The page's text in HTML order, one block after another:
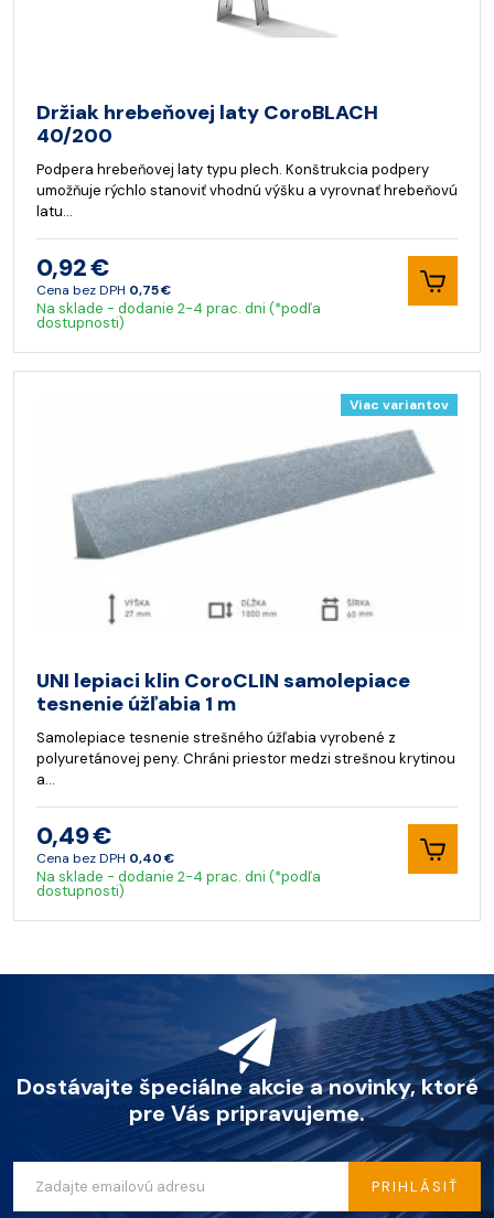
Držiak hrebeňovej laty CoroBLACH
40/200
Podpera hrebeňovej laty typu plech. Konštrukcia podpery
umožňuje rýchlo stanoviť vhodnú výšku a vyrovnať hrebeňovú
latu…
0,92 €
Cena bez DPH 0,75 €
Na sklade - dodanie 2-4 prac. dni (*podľa
dostupnosti)
Viac variantov
UNI lepiaci klin CoroCLIN samolepiace
tesnenie úžľabia 1 m
Samolepiace tesnenie strešného úžľabia vyrobené z
polyuretánovej peny. Chráni priestor medzi strešnou krytinou
a…
0,49 €
Cena bez DPH 0,40 €
Na sklade - dodanie 2-4 prac. dni (*podľa
dostupnosti)
Dostávajte špeciálne akcie a novinky, ktoré
pre Vás pripravujeme.
PRIHLÁSIŤ